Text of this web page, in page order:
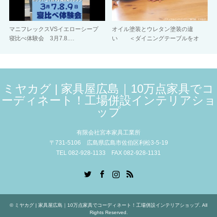
マニフレックスVSイエローシープ
寝比べ体験会 3月7.8.…
オイル塗装とウレタン塗装の違
い ＜ダイニングテーブルをオ
ミヤカグ | 家具屋広島｜10万点家具でコ
ーディネート！工場併設インテリアショ
ップ
有限会社宮本家具工業所
〒731-5106 広島県広島市佐伯区利松3-5-19
TEL 082-928-1133 FAX 082-928-1131
RSS
© ミヤカグ | 家具屋広島｜10万点家具でコーディネート！工場併設インテリアショップ. All
Rights Reserved.